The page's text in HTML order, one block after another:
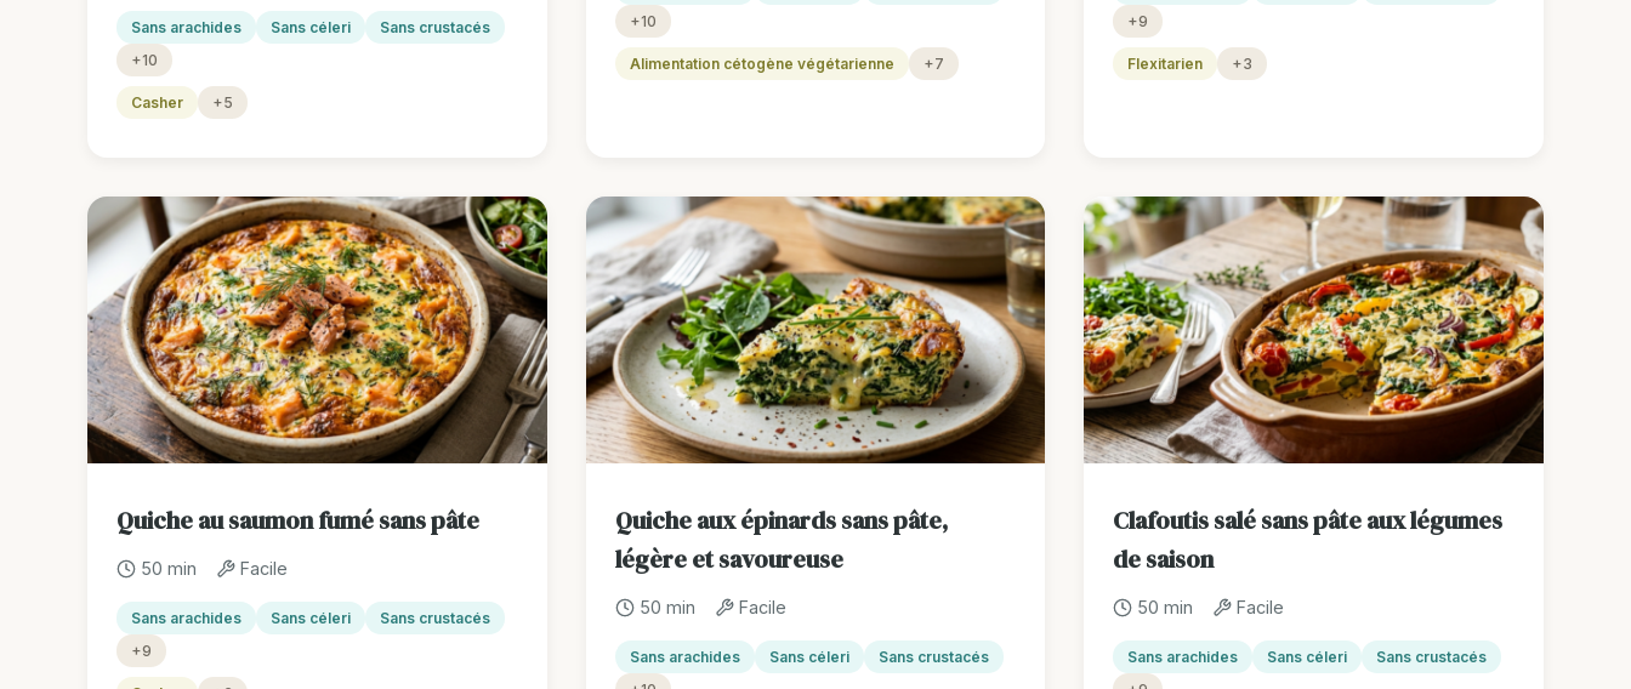
Sans arachides Sans céleri
Sans crustacés
+10
Casher +5
+10
Alimentation cétogène végétarienne +7
+9
Flexitarien +3
Quiche au saumon fumé sans pâte
50 min Facile
Sans arachides Sans céleri
Sans crustacés
+9
Quiche aux épinards sans pâte,
légère et savoureuse
50 min Facile
Sans arachides Sans céleri
Sans crustacés
Clafoutis salé sans pâte aux légumes
de saison
50 min Facile
Sans arachides Sans céleri
Sans crustacés